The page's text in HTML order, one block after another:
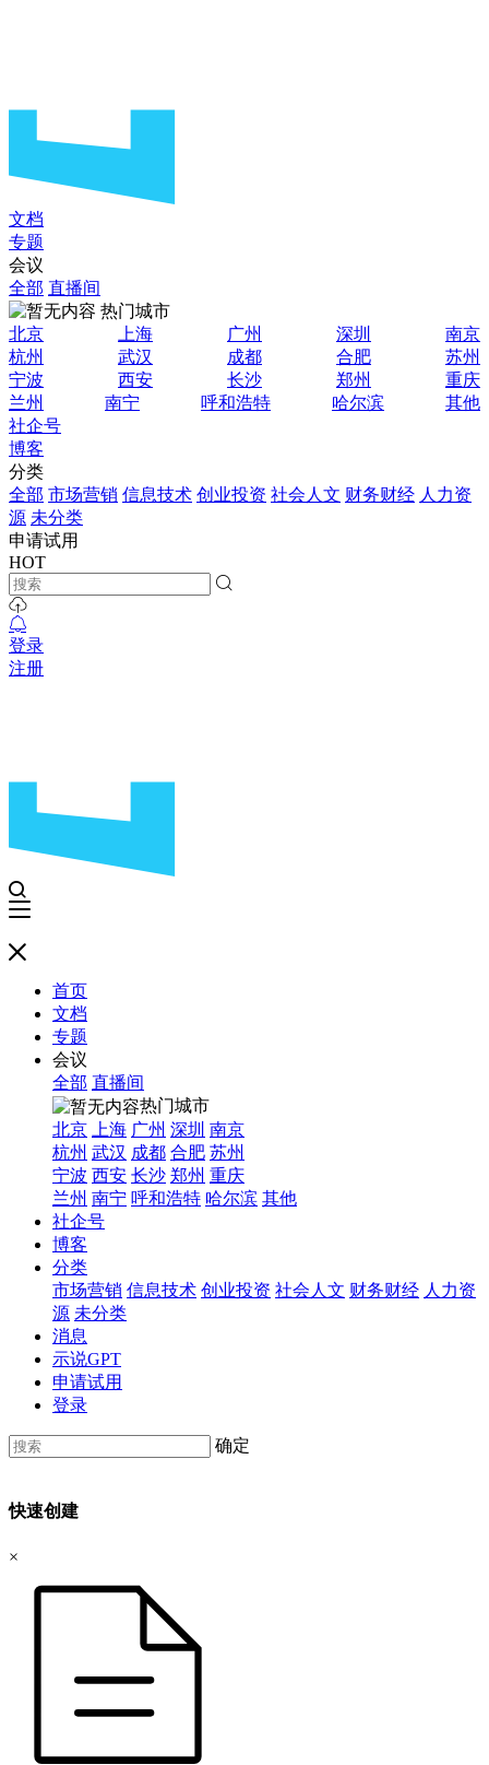
文档
专题
会议
全部 直播间
热门城市
北京
上海 广州 深圳
南京
杭州
武汉 成都 合肥
苏州
宁波
西安 长沙 郑州
重庆
兰州
南宁 呼和浩特 哈尔滨
其他
社企号
博客
分类
全部 市场营销 信息技术 创业投资 社会人文 财务财经 人力资
源 未分类
申请试用
HOT
登录
注册
首页
文档
专题
会议
全部 直播间
热门城市
北京
上海 广州 深圳 南京
杭州 武汉 成都 合肥 苏州
宁波 西安 长沙 郑州 重庆
兰州 南宁 呼和浩特 哈尔滨 其他
社企号
博客
分类
市场营销 信息技术 创业投资 社会人文 财务财经 人力资
源 未分类
消息
示说GPT
申请试用
登录
确定
快速创建
×